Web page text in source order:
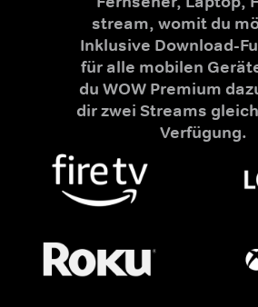
stream, womit du
Inklusive Download-
für alle mobilen
du WOW Premium
dir zwei Streams
Verfügung.